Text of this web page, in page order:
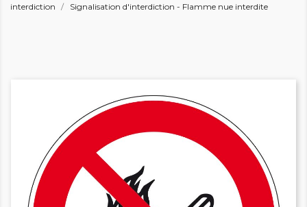
interdiction
Signalisation d'interdiction - Flamme nue interdite